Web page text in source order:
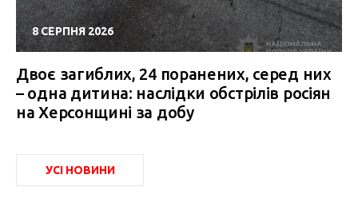
8 СЕРПНЯ 2026
Двоє загиблих, 24 поранених, серед них
– одна дитина: наслідки обстрілів росіян
на Херсонщині за добу
УСІ НОВИНИ